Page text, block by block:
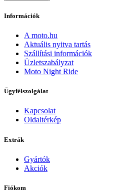
Információk
A moto.hu
Aktuális nyitva tartás
Szállítási információk
Üzletszabályzat
Moto Night Ride
Ügyfélszolgálat
Kapcsolat
Oldaltérkép
Extrák
Gyártók
Akciók
Fiókom